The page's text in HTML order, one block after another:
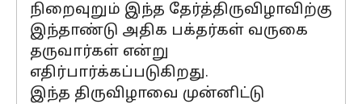
நிறைவுறும் இந்த தேர்த்திருவிழாவிற்கு
இந்தாண்டு அதிக பக்தர்கள் வருகை
தருவார்கள் என்று
எதிர்பார்க்கப்படுகிறது.
இந்த திருவிழாவை முன்னிட்டு